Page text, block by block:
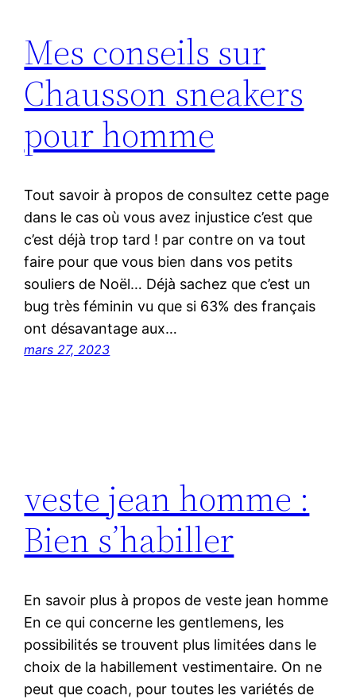
Mes conseils sur
Chausson sneakers
pour homme
Tout savoir à propos de consultez cette page
dans le cas où vous avez injustice c’est que
c’est déjà trop tard ! par contre on va tout
faire pour que vous bien dans vos petits
souliers de Noël… Déjà sachez que c’est un
bug très féminin vu que si 63% des français
ont désavantage aux…
mars 27, 2023
veste jean homme :
Bien s’habiller
En savoir plus à propos de veste jean homme
En ce qui concerne les gentlemens, les
possibilités se trouvent plus limitées dans le
choix de la habillement vestimentaire. On ne
peut que coach, pour toutes les variétés de